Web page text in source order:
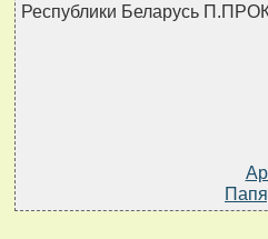
Республики Беларусь